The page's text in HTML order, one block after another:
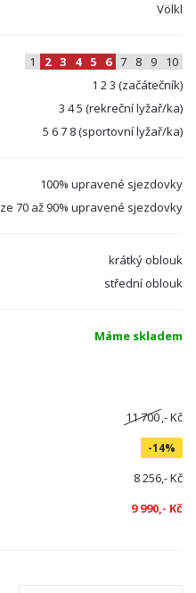
Völkl
1 2 3 4 5 6 7 8 9
10
1 2 3 (začátečník)
3 4 5 (rekreční lyžař/ka)
5 6 7 8 (sportovní lyžař/ka)
100% upravené sjezdovky
ze 70 až 90% upravené sjezdovky
krátký oblouk
střední oblouk
Máme skladem
11 700,- Kč
-14%
8 256,- Kč
9 990,- Kč